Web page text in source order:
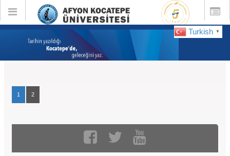
Toggle
global
Toggle
Turkish ▼
Eski Faaliyetler :Haziran 2019
1 2